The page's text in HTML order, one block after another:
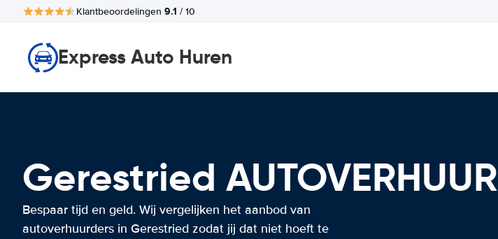
Klantbeoordelingen 9.1 / 10
Express Auto Huren
Gerestried AUTOVERHUUR
Bespaar tijd en geld. Wij vergelijken het aanbod van
autoverhuurders in Gerestried zodat jij dat niet hoeft te